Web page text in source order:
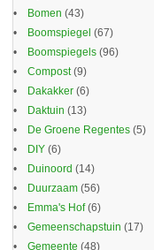
Bomen (43)
Boomspiegel (67)
Boomspiegels (96)
Compost(9)
Dakakker (6)
Daktuin (13)
De Groene Regentes (5)
DIY (6)
Duinoord (14)
Duurzaam (56)
Emma's Hof(6)
Gemeenschapstuin (17)
Gemeente (48)